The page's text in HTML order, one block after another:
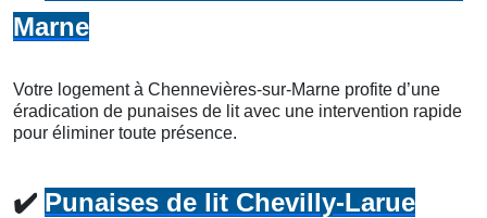
Marne
Votre logement à Chennevières-sur-Marne profite d’une
éradication de punaises de lit avec une intervention rapide
pour éliminer toute présence.
✔️ Punaises de lit Chevilly-Larue